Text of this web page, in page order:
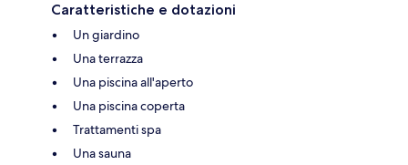
Caratteristiche e dotazioni
Un giardino
Una terrazza
Una piscina all'aperto
Una piscina coperta
Trattamenti spa
Una sauna